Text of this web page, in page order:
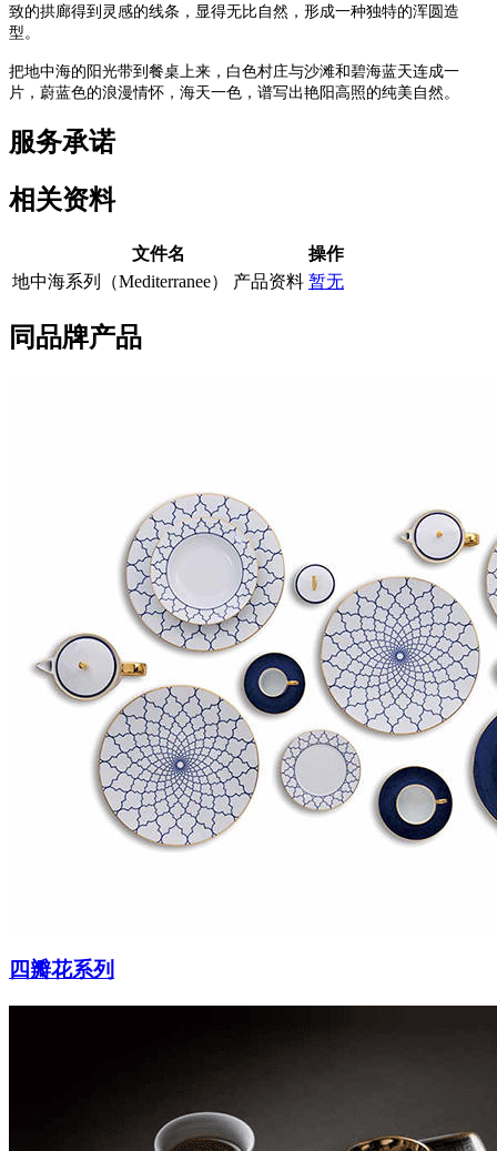
致的拱廊得到灵感的线条，显得无比自然，形成一种独特的浑圆造
型。
把地中海的阳光带到餐桌上来，白色村庄与沙滩和碧海蓝天连成一
片，蔚蓝色的浪漫情怀，海天一色，谱写出艳阳高照的纯美自然。
服务承诺
相关资料
文件名
操作
地中海系列（Mediterranee） 产品资料 暂无
同品牌产品
四瓣花系列